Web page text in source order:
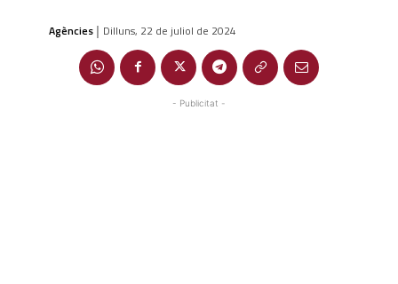
Agències | Dilluns, 22 de juliol de 2024
- Publicitat -